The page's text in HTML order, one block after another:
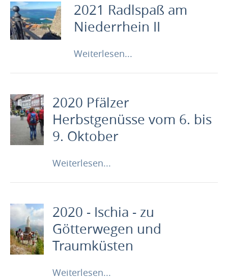
2021 Radlspaß am
Niederrhein II
Weiterlesen...
2020 Pfälzer
Herbstgenüsse vom 6. bis
9. Oktober
Weiterlesen...
2020 - Ischia - zu
Götterwegen und
Traumküsten
Weiterlesen...